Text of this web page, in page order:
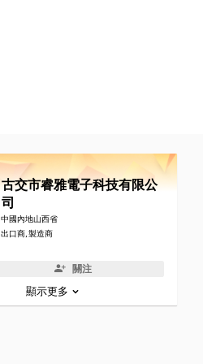
古交市睿雅電子科技有限公
司
中國內地山西省
出口商, 製造商
關注
顯示更多